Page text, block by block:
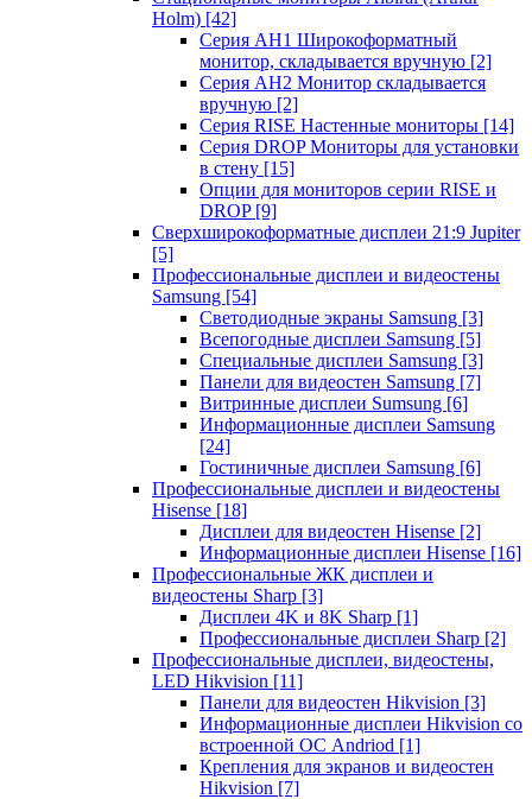
Holm) [42]
Серия AH1 Широкоформатный
монитор, складывается вручную [2]
Серия AH2 Монитор складывается
вручную [2]
Серия RISE Настенные мониторы [14]
Серия DROP Мониторы для установки
в стену [15]
Опции для мониторов серии RISE и
DROP [9]
Сверхширокоформатные дисплеи 21:9 Jupiter
[5]
Профессиональные дисплеи и видеостены
Samsung [54]
Светодиодные экраны Samsung [3]
Всепогодные дисплеи Samsung [5]
Специальные дисплеи Samsung [3]
Панели для видеостен Samsung [7]
Витринные дисплеи Sumsung [6]
Информационные дисплеи Samsung
[24]
Гостиничные дисплеи Samsung [6]
Профессиональные дисплеи и видеостены
Hisense [18]
Дисплеи для видеостен Hisense [2]
Информационные дисплеи Hisense [16]
Профессиональные ЖК дисплеи и
видеостены Sharp [3]
Дисплеи 4K и 8K Sharp [1]
Профессиональные дисплеи Sharp [2]
Профессиональные дисплеи, видеостены,
LED Hikvision [11]
Панели для видеостен Hikvision [3]
Информационные дисплеи Hikvision со
встроенной ОС Andriod [1]
Крепления для экранов и видеостен
Hikvision [7]